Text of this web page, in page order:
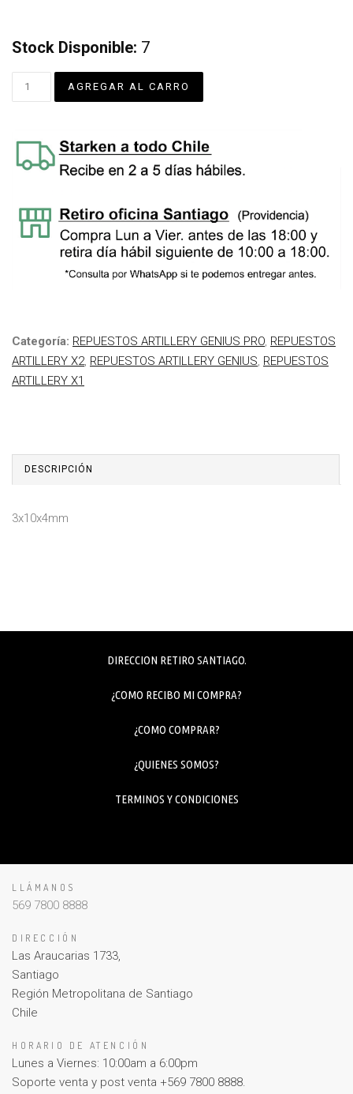
Stock Disponible: 7
Categoría: REPUESTOS ARTILLERY GENIUS PRO, REPUESTOS
ARTILLERY X2, REPUESTOS ARTILLERY GENIUS, REPUESTOS
ARTILLERY X1
DESCRIPCIÓN
3x10x4mm
DIRECCION RETIRO SANTIAGO.
¿COMO RECIBO MI COMPRA?
¿COMO COMPRAR?
¿QUIENES SOMOS?
TERMINOS Y CONDICIONES
LLÁMANOS
569 7800 8888
DIRECCIÓN
Las Araucarias 1733,
Santiago
Región Metropolitana de Santiago
Chile
HORARIO DE ATENCIÓN
Lunes a Viernes: 10:00am a 6:00pm
Soporte venta y post venta +569 7800 8888.